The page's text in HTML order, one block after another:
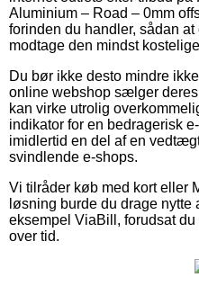
Aluminium – Road – 0mm
forinden du handler, sådan
modtage den mindst
Du bør ikke desto mindre
online webshop sælger
kan virke utrolig
indikator for en bedragerisk
imidlertid en del af en
svindlende e-shops.
Vi tilråder køb med kort eller
løsning burde du drage
eksempel ViaBill, forudsat
over tid.